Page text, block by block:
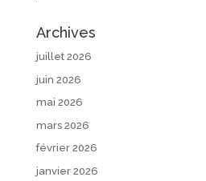
Archives
juillet 2026
juin 2026
mai 2026
mars 2026
février 2026
janvier 2026